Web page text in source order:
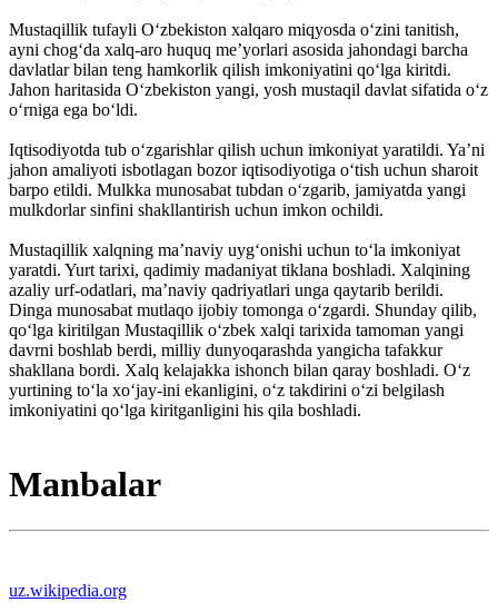
Mustaqillik tufayli Oʻzbekiston xalqaro miqyosda oʻzini tanitish,
ayni chogʻda xalq-aro huquq meʼyorlari asosida jahondagi barcha
davlatlar bilan teng hamkorlik qilish imkoniyatini qoʻlga kiritdi.
Jahon haritasida Oʻzbekiston yangi, yosh mustaqil davlat sifatida oʻz
oʻrniga ega boʻldi.
Iqtisodiyotda tub oʻzgarishlar qilish uchun imkoniyat yaratildi. Yaʼni
jahon amaliyoti isbotlagan bozor iqtisodiyotiga oʻtish uchun sharoit
barpo etildi. Mulkka munosabat tubdan oʻzgarib, jamiyatda yangi
mulkdorlar sinfini shakllantirish uchun imkon ochildi.
Mustaqillik xalqning maʼnaviy uygʻonishi uchun toʻla imkoniyat
yaratdi. Yurt tarixi, qadimiy madaniyat tiklana boshladi. Xalqining
azaliy urf-odatlari, maʼnaviy qadriyatlari unga qaytarib berildi.
Dinga munosabat mutlaqo ijobiy tomonga oʻzgardi. Shunday qilib,
qoʻlga kiritilgan Mustaqillik oʻzbek xalqi tarixida tamoman yangi
davrni boshlab berdi, milliy dunyoqarashda yangicha tafakkur
shakllana bordi. Xalq kelajakka ishonch bilan qaray boshladi. Oʻz
yurtining toʻla xoʻjay-ini ekanligini, oʻz takdirini oʻzi belgilash
imkoniyatini qoʻlga kiritganligini his qila boshladi.
Manbalar
uz.wikipedia.org